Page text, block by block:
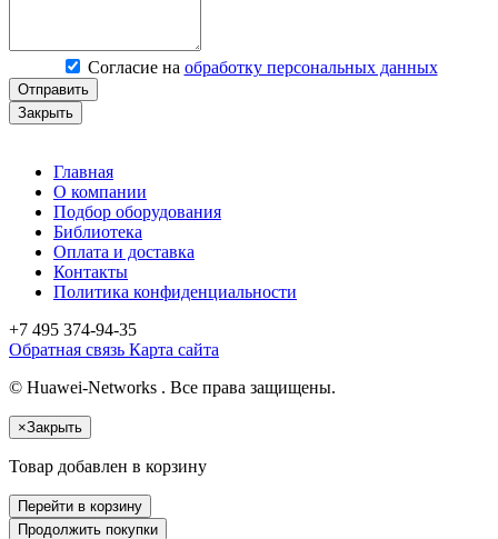
Согласие на обработку персональных данных
Отправить
Закрыть
Главная
О компании
Подбор оборудования
Библиотека
Оплата и доставка
Контакты
Политика конфиденциальности
+7 495 374-94-35
Обратная связь Карта сайта
© Huawei-Networks . Все права защищены.
×Закрыть
Товар добавлен в корзину
Перейти в корзину
Продолжить покупки